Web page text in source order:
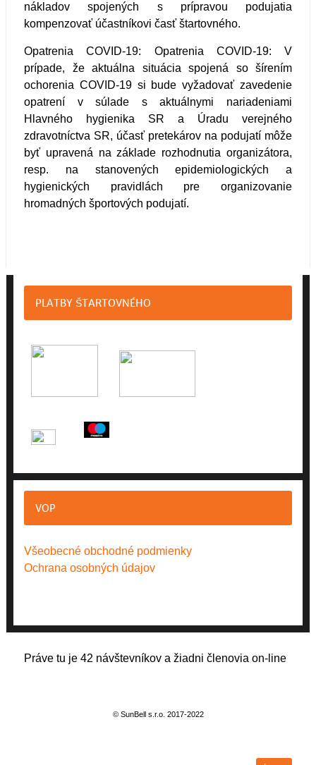
nákladov spojených s prípravou podujatia
kompenzovať účastníkovi časť štartovného.
Opatrenia COVID-19: Opatrenia COVID-19: V
prípade, že aktuálna situácia spojená so šírením
ochorenia COVID-19 si bude vyžadovať zavedenie
opatrení v súlade s aktuálnymi nariadeniami
Hlavného hygienika SR a Úradu verejného
zdravotníctva SR, účasť pretekárov na podujatí môže
byť upravená na základe rozhodnutia organizátora,
resp. na stanovených epidemiologických a
hygienických pravidlách pre organizovanie
hromadných športových podujatí.
PLATBY ŠTARTOVNÉHO
VOP
Všeobecné obchodné podmienky
Ochrana osobných údajov
Práve tu je 42 návštevníkov a žiadni členovia on-line
© SunBell s.r.o. 2017-2022